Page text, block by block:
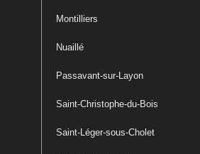
Montilliers
Nuaillé
Passavant-sur-Layon
Saint-Christophe-du-Bois
Saint-Léger-sous-Cholet